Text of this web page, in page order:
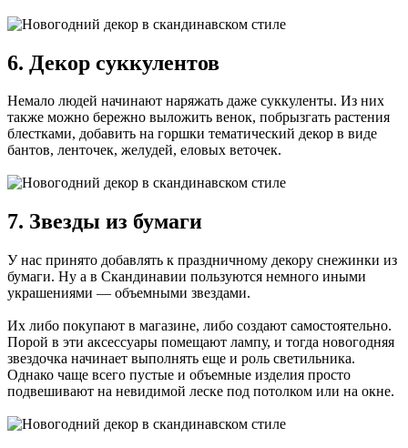
6. Декор суккулентов
Немало людей начинают наряжать даже суккуленты. Из них
также можно бережно выложить венок, побрызгать растения
блестками, добавить на горшки тематический декор в виде
бантов, ленточек, желудей, еловых веточек.
7. Звезды из бумаги
У нас принято добавлять к праздничному декору снежинки из
бумаги. Ну а в Скандинавии пользуются немного иными
украшениями — объемными звездами.
Их либо покупают в магазине, либо создают самостоятельно.
Порой в эти аксессуары помещают лампу, и тогда новогодняя
звездочка начинает выполнять еще и роль светильника.
Однако чаще всего пустые и объемные изделия просто
подвешивают на невидимой леске под потолком или на окне.